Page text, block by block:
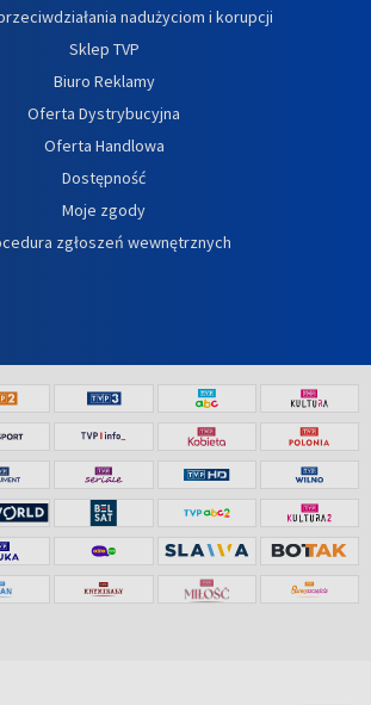
nadużyciom i korupcji
Sklep TVP
Biuro Reklamy
Oferta Dystrybucyjna
Oferta Handlowa
Dostępność
Moje zgody
zgłoszeń wewnętrznych